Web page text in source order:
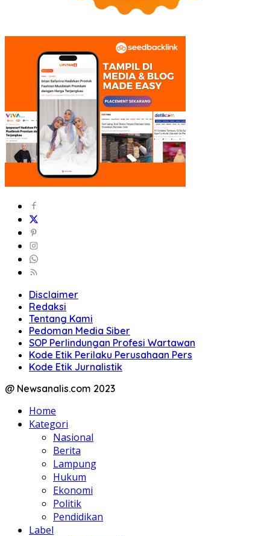
Disclaimer
Redaksi
Tentang Kami
Pedoman Media Siber
SOP Perlindungan Profesi Wartawan
Kode Etik Perilaku Perusahaan Pers
Kode Etik Jurnalistik
@ Newsanalis.com 2023
Home
Kategori
Nasional
Berita
Lampung
Hukum
Ekonomi
Politik
Pendidikan
Label